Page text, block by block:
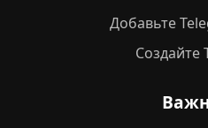
Добавьте
Создайте